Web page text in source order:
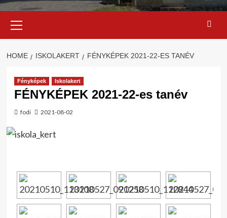
Menu
HOME ISKOLAKERT FÉNYKÉPEK 2021-22-ES TANÉV
Fényképek Iskolakert
FÉNYKÉPEK 2021-22-es tanév
fodi 2021-08-02